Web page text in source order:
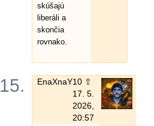
skúšajú
liberáli a
skončia
rovnako.
15. EnaXnaY10 ⇧
17. 5.
2026,
20:57